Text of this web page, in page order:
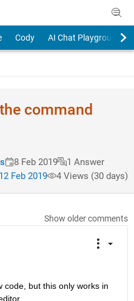
Cody AI Chat Playground
command
8 Feb 2019
1 Answer
Feb 2019 4 Views (30 days)
Show older comments
code, but this only works in